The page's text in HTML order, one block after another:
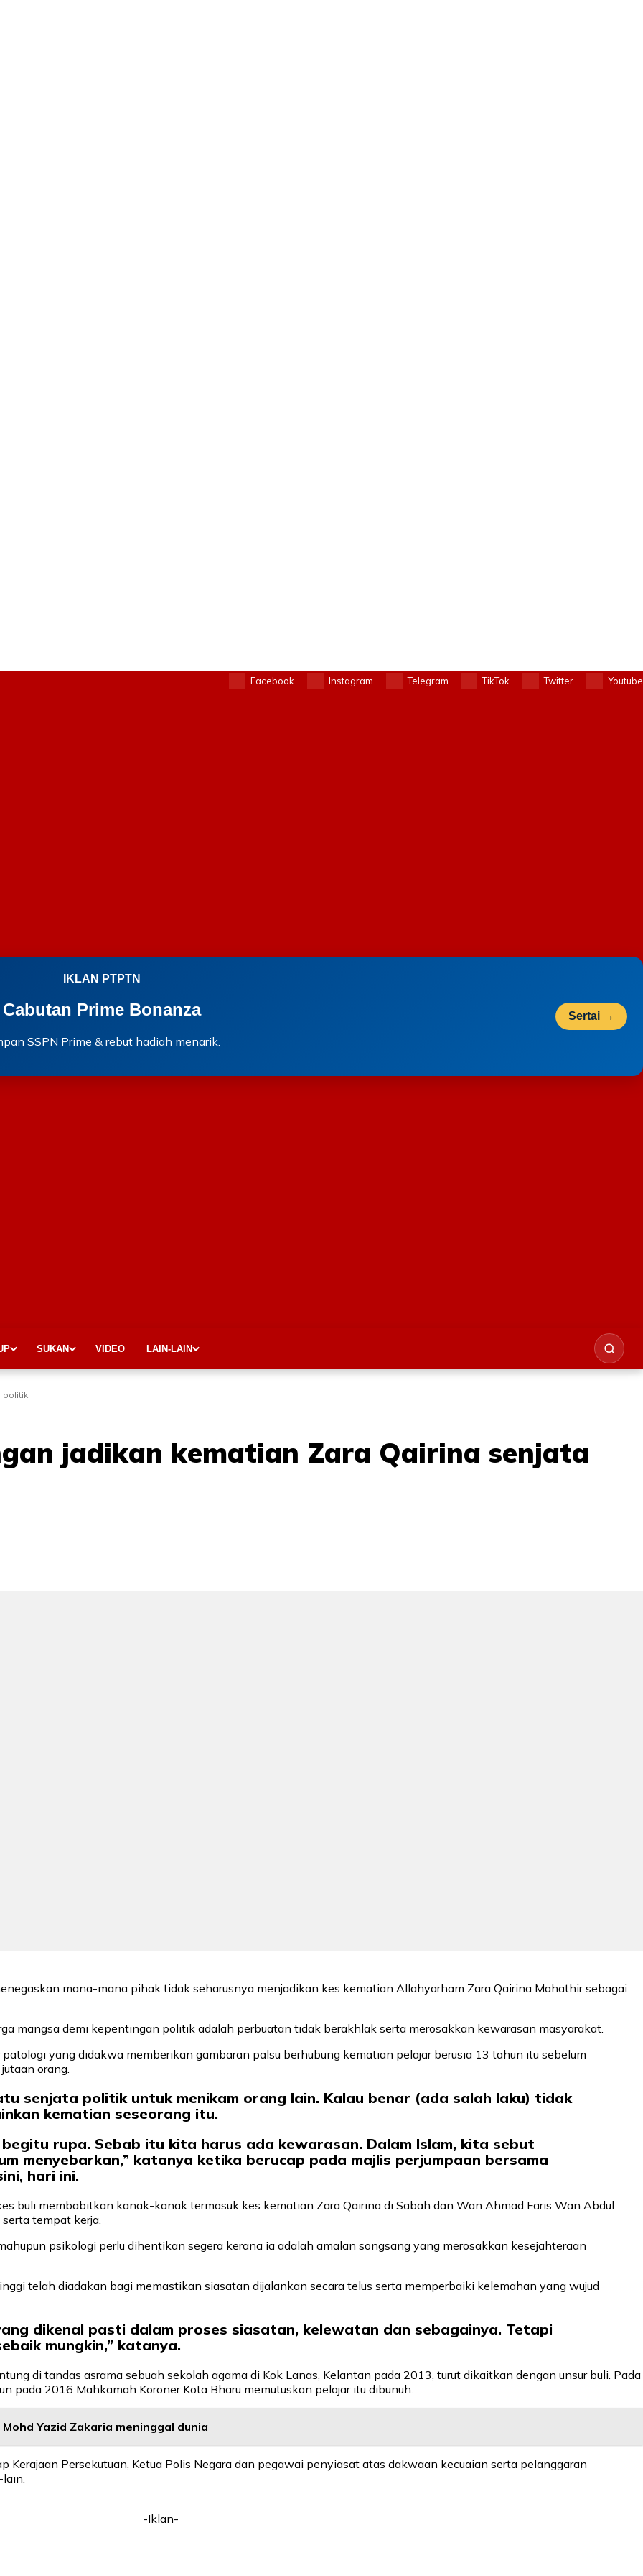
Facebook Instagram Telegram TikTok Twitter Youtube
IKLAN PTPTN
Cabutan Prime Bonanza
SSPN Prime & rebut hadiah menarik.
Sertai →
SUKAN VIDEO LAIN-LAIN
politik
jadikan kematian Zara Qairina senjata
mana-mana pihak tidak seharusnya menjadikan kes kematian Allahyarham Zara Qairina Mahathir sebagai
mangsa demi kepentingan politik adalah perbuatan tidak berakhlak serta merosakkan kewarasan masyarakat.
yang didakwa memberikan gambaran palsu berhubung kematian pelajar berusia 13 tahun itu sebelum
orang.
senjata politik untuk menikam orang lain. Kalau benar (ada salah laku) tidak
kematian seseorang itu.
rupa. Sebab itu kita harus ada kewarasan. Dalam Islam, kita sebut
menyebarkan,” katanya ketika berucap pada majlis perjumpaan bersama
hari ini.
buli membabitkan kanak-kanak termasuk kes kematian Zara Qairina di Sabah dan Wan Ahmad Faris Wan Abdul
tempat kerja.
psikologi perlu dihentikan segera kerana ia adalah amalan songsang yang merosakkan kesejahteraan
telah diadakan bagi memastikan siasatan dijalankan secara telus serta memperbaiki kelemahan yang wujud
dikenal pasti dalam proses siasatan, kelewatan dan sebagainya. Tetapi
mungkin,” katanya.
di tandas asrama sebuah sekolah agama di Kok Lanas, Kelantan pada 2013, turut dikaitkan dengan unsur buli. Pada
pada 2016 Mahkamah Koroner Kota Bharu memutuskan pelajar itu dibunuh.
Yazid Zakaria meninggal dunia
Kerajaan Persekutuan, Ketua Polis Negara dan pegawai penyiasat atas dakwaan kecuaian serta pelanggaran
-Iklan-